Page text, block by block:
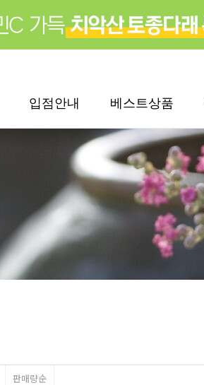
입점안내 베스트상품
판매량순